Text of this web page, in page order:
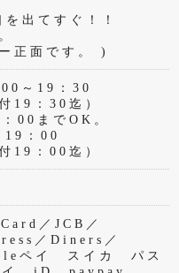
出てすぐ！！
正面です。 )
～19：30
19：30迄）
00までOK。
19：00
19：00迄）
／JCB／
／Diners／
ペイ スイカ パス